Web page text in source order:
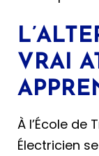
VRAI
À l’École de
Électricien